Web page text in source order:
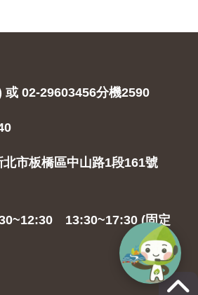
或 02-29603456分機2590
市板橋區中山路1段161號
13:30~17:30 (固定